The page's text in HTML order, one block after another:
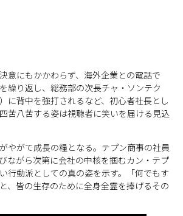
意にもかかわらず、海外企業との電話で
繰り返し、総務部の次長チャ・ソンテク
に背中を強打されるなど、初心者社長とし
苦八苦する姿は視聴者に笑いを届ける見込
やがて成長の糧となる。テプン商事の社員
ながら次第に会社の中核を掴むカン・テプ
行動派としての真の姿を示す。「何でもす
、皆の生存のために全身全霊を捧げるその